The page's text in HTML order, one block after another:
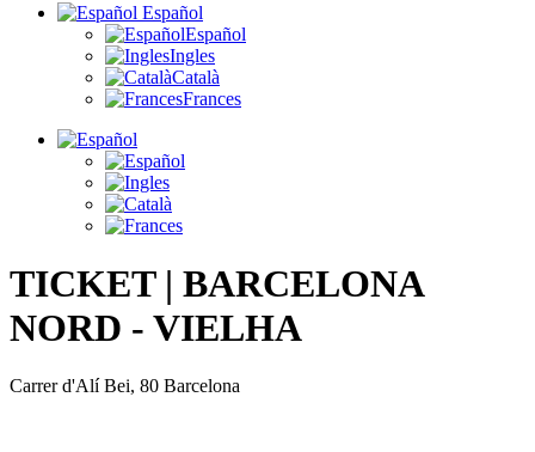
Español
Español
Ingles
Català
Frances
TICKET | BARCELONA
NORD - VIELHA
Carrer d'Alí Bei, 80 Barcelona